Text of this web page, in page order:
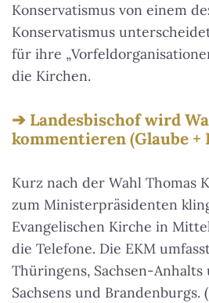
Konservatismus von einem
Konservatismus
für ihre
die Kirchen.
Landesbischof wird
kommentieren (Glaube +
Kurz nach der Wahl Thomas
zum Ministerpräsidenten
Evangelischen Kirche in
die Telefone. Die EKM
Thüringens, Sachsen-Anhalts
Sachsens und